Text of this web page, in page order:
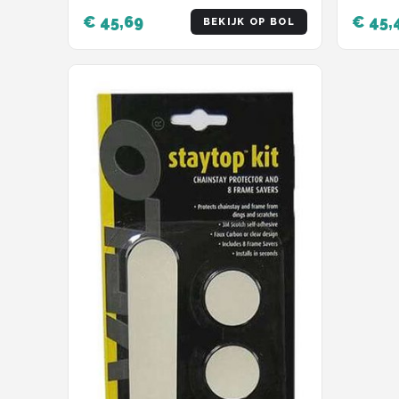
€ 45,69 BEKIJK OP BOL €